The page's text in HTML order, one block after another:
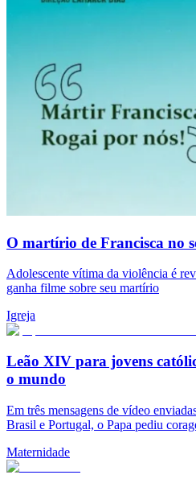
O martírio de Francisca no
Adolescente vítima da violência é
ganha filme sobre seu martírio
Igreja
Leão XIV para jovens
o mundo
Em três mensagens de vídeo
Brasil e Portugal, o Papa pediu
Maternidade